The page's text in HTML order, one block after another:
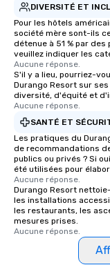
DIVERSITÉ ET
Pour les hôtels
société mère sont-ils
détenue à 51 % par
veuillez indiquer les
Aucune réponse.
S'il y a lieu, pourriez-
Durango Resort sur
diversité, d'équité et
Aucune réponse.
SANTÉ ET
Les pratiques du
de recommandations
publics ou privés ? Si
été utilisées pour
Aucune réponse.
Durango Resort
les installations
les restaurants, les
mesures prises.
Aucune réponse.